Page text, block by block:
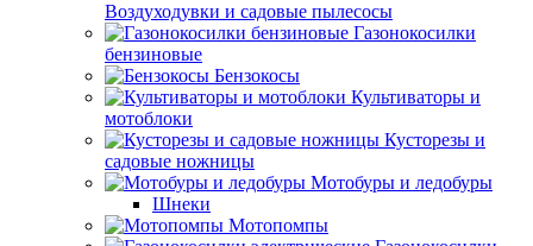
Воздуходувки и садовые пылесосы
Газонокосилки
бензиновые
Бензокосы
Культиваторы и
мотоблоки
Кусторезы и
садовые ножницы
Мотобуры и ледобуры
Шнеки
Мотопомпы